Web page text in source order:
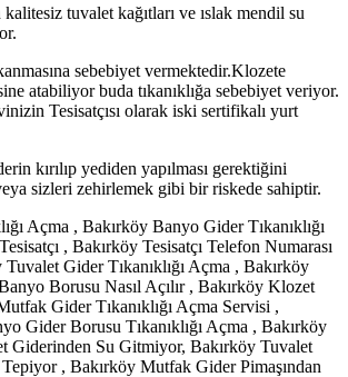
tuvalet kağıtları ve ıslak mendil su
sebebiyet vermektedir.Klozete
atabiliyor buda tıkanıklığa sebebiyet veriyor.
Tesisatçısı olarak iski sertifikalı yurt
kırılıp yediden yapılması gerektiğini
sizleri zehirlemek gibi bir riskede sahiptir.
Açma , Bakırköy Banyo Gider Tıkanıklığı
, Bakırköy Tesisatçı Telefon Numarası
Gider Tıkanıklığı Açma , Bakırköy
Borusu Nasıl Açılır , Bakırköy Klozet
Gider Tıkanıklığı Açma Servisi ,
Gider Borusu Tıkanıklığı Açma , Bakırköy
Giderinden Su Gitmiyor, Bakırköy Tuvalet
, Bakırköy Mutfak Gider Pimaşından